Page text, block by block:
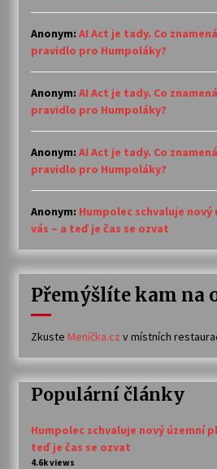
Anonym: AI Act je tady. Co
pravidlo pro Humpoláky?
Anonym: AI Act je tady. Co
pravidlo pro Humpoláky?
Anonym: AI Act je tady. Co
pravidlo pro Humpoláky?
Anonym: Humpolec schvaluje nový
vás – a teď je čas se ozvat
Přemýšlíte kam na
Zkuste Meníčka.cz v místních
Populární články
Humpolec schvaluje nový územní
teď je čas se ozvat
4.6k views